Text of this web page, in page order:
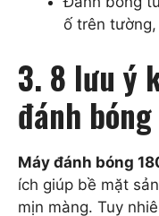
ố trên
3. 8 lưu ý
đánh
Máy đánh bóng
ích giúp bề mặt
mịn màng. Tuy